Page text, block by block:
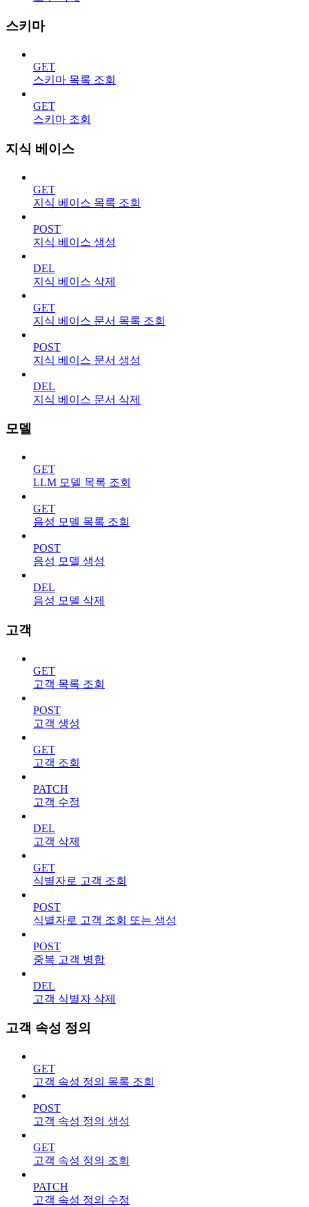
스키마
GET
스키마 목록 조회
GET
스키마 조회
지식 베이스
GET
지식 베이스 목록 조회
POST
지식 베이스 생성
DEL
지식 베이스 삭제
GET
지식 베이스 문서 목록 조회
POST
지식 베이스 문서 생성
DEL
지식 베이스 문서 삭제
모델
GET
LLM 모델 목록 조회
GET
음성 모델 목록 조회
POST
음성 모델 생성
DEL
음성 모델 삭제
고객
GET
고객 목록 조회
POST
고객 생성
GET
고객 조회
PATCH
고객 수정
DEL
고객 삭제
GET
식별자로 고객 조회
POST
식별자로 고객 조회 또는 생성
POST
중복 고객 병합
DEL
고객 식별자 삭제
고객 속성 정의
GET
고객 속성 정의 목록 조회
POST
고객 속성 정의 생성
GET
고객 속성 정의 조회
PATCH
고객 속성 정의 수정